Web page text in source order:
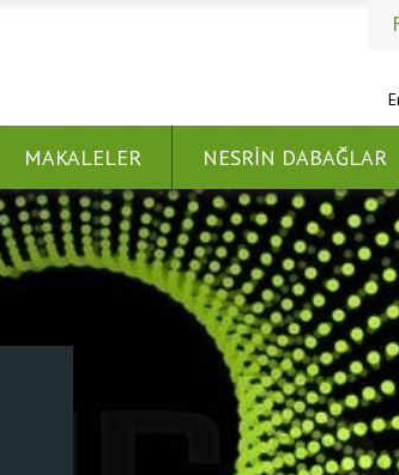
MAKALELER NESRIN DABAĞLAR